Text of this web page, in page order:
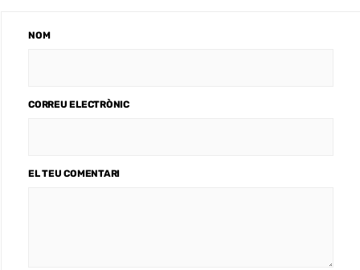
NOM
CORREU ELECTRÒNIC
EL TEU COMENTARI